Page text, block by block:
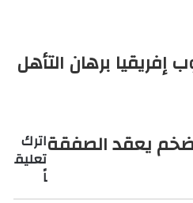
برهان التأهل
يعقد الصفقةاترك
تعليق
اً